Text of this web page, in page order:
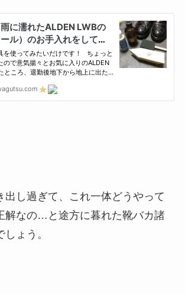
出し過ぎて、これ一体どうやって
解なの…と途方に暮れた靴バカ諸
ょう。